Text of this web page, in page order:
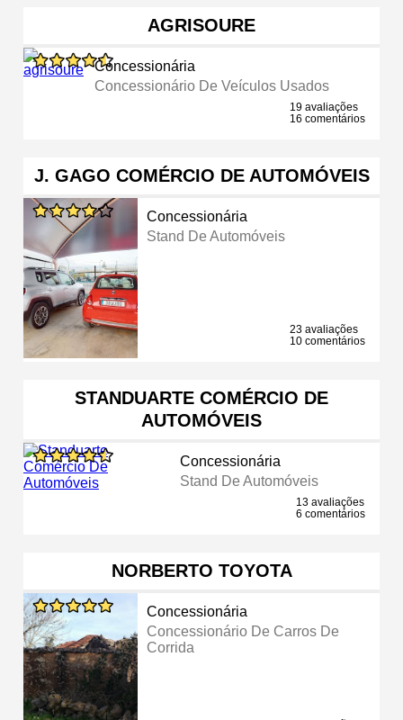
AGRISOURE
Concessionária
Concessionário De Veículos Usados
19 avaliações
16 comentários
J. GAGO COMÉRCIO DE AUTOMÓVEIS
Concessionária
Stand De Automóveis
23 avaliações
10 comentários
STANDUARTE COMÉRCIO DE
AUTOMÓVEIS
Concessionária
Stand De Automóveis
13 avaliações
6 comentários
NORBERTO TOYOTA
Concessionária
Concessionário De Carros De
Corrida